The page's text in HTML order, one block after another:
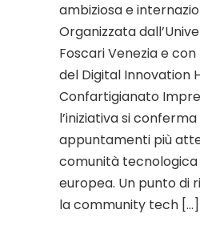
ambiziosa e
Organizzata
Foscari Venezia e
del Digital Innovation
Confartigianato
l’iniziativa si
appuntamenti più
comunità
europea. Un punto di
la community tech […]